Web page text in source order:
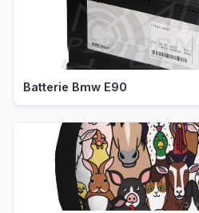
Batterie Bmw E90